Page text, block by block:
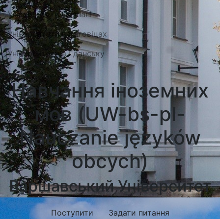
Університети Познані
Університети в Катовіцах
Університети в Гданську
Навчання іноземних
мов (UW-bs-pl-
Nauczanie języków
obcych)
Варшавський Університет
Поступити Задати питання